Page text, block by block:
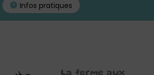
Infos pratiques
La ferme aux